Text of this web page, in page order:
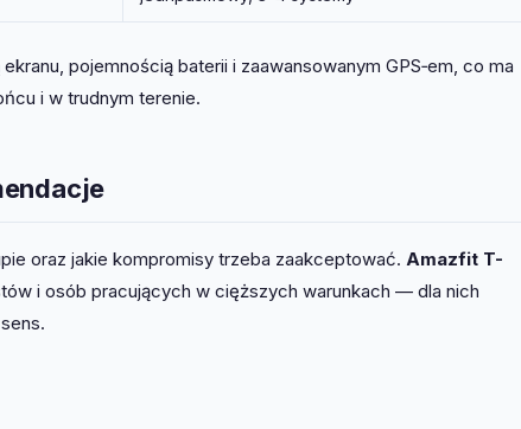
pojemnością baterii i zaawansowanym GPS‑em, co ma
i w trudnym terenie.
oraz jakie kompromisy trzeba zaakceptować. Amazfit T-
i osób pracujących w cięższych warunkach — dla nich